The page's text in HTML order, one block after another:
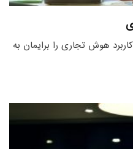
هوش تجاری را برایمان به